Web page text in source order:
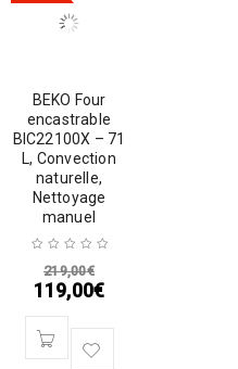
BEKO Four
encastrable
BIC22100X – 71
L, Convection
naturelle,
Nettoyage
manuel
219,00€
119,00€